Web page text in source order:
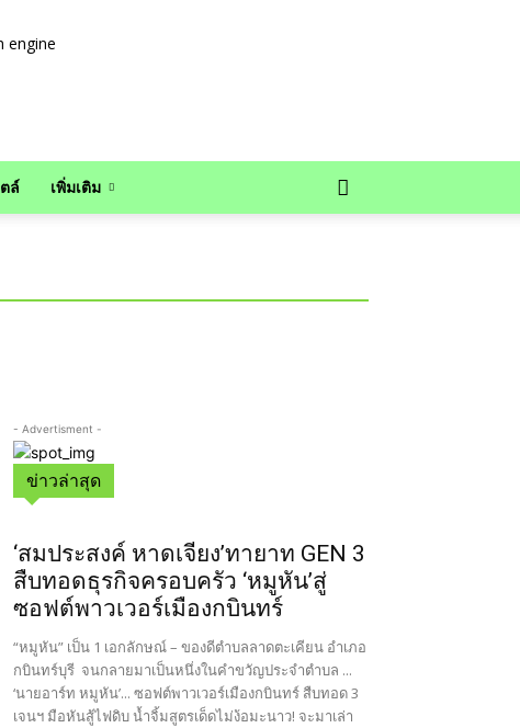
ล์ เพิ่มเติม
- Advertisment -
ข่าวล่าสุด
‘สมประสงค์ หาดเจียง’ทายาท GEN 3
สืบทอดธุรกิจครอบครัว ‘หมูหัน’สู่
ซอฟต์พาวเวอร์เมืองกบินทร์
“หมูหัน” เป็น 1 เอกลักษณ์ – ของดีตำบลลาดตะเคียน อำเภอ
กบินทร์บุรี จนกลายมาเป็นหนึ่งในคำขวัญประจำตำบล ...
‘นายอาร์ท หมูหัน’... ซอฟต์พาวเวอร์เมืองกบินทร์ สืบทอด 3
เจนฯ มือหันสู้ไฟดิบ น้ำจิ้มสูตรเด็ดไม่ง้อมะนาว! จะมาเล่า